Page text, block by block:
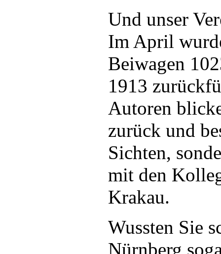
Und unser
Im April
Beiwagen
1913
Autoren
zurück und
Sichten,
mit den
Krakau.
Wussten Sie
Nürnberg